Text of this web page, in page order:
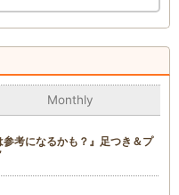
Monthly
考になるかも？』足つき＆プ